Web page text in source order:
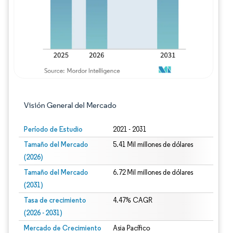
Visión General del Mercado
Período de Estudio 2021 - 2031
Tamaño del Mercado
(2026)
5.41 Mil millones de dólares
Tamaño del Mercado
(2031)
6.72 Mil millones de dólares
Tasa de crecimiento
(2026 - 2031)
4.47% CAGR
Mercado de Crecimiento
Asia Pacífico